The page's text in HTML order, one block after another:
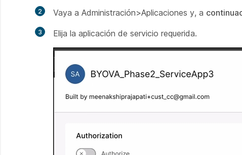
2 Vaya a Administración>Aplicaciones y, a
3 Elija la aplicación de servicio requerida.